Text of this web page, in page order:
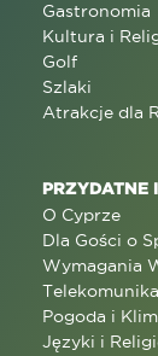
Gastronomia
Kultura i
Golf
Szlaki
Atrakcje dla
PRZYDATNE
O Cyprze
Dla Gości o
Wymagania
Pogoda i
Języki i